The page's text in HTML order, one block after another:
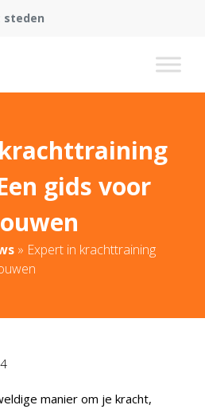
steden
gids voor
» Expert in krachttraining
manier om je kracht,